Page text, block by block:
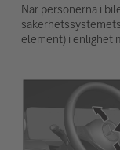
När personerna i
element) i enlighet